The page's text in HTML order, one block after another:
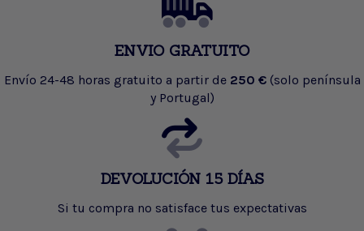
ENVIO GRATUITO
Envío 24-48 horas gratuito a partir de 250 € (solo península
y Portugal)
DEVOLUCIÓN 15 DÍAS
Si tu compra no satisface tus expectativas